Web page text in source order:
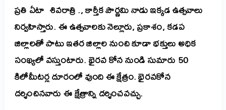
ప్రతి ఏటా శివరాత్రి ., కార్తీక పౌర్ణమి నాడు ఇక్కడ ఉత్సవాలు
నిర్వహిస్తారు. ఈ ఉత్సవాలకు నెల్లూరు, ప్రకాశం, కడప
జిల్లాలతో పాటు ఇతర జిల్లాల నుంచి కూడా భక్తులు అధిక
సంఖ్యలో వస్తుంటారు. భైరవ కోన నుండి సుమారు 50
కిలోమీటర్ల దూరంలో వుంది ఈ క్షేత్రం. భైరవకోన
దర్శించినవారు ఈ క్షేత్రాన్ని దర్శించవచ్చు.